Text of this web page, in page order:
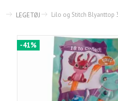
LEGETØJ Lilo og Stitch Blyanttop
-41%